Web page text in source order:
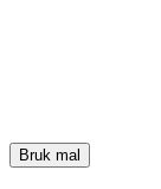
Bruk mal